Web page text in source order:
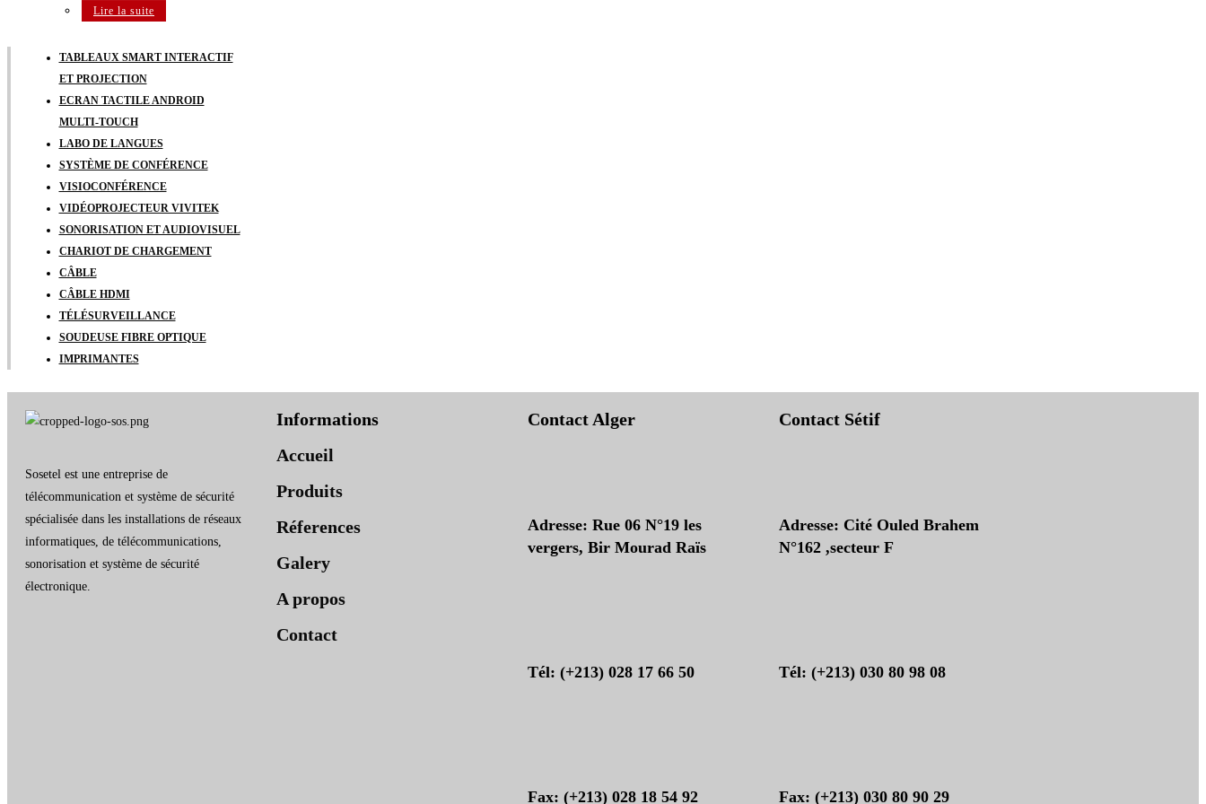
Lire la suite
TABLEAUX SMART INTERACTIF
ET PROJECTION
ECRAN TACTILE ANDROID
MULTI-TOUCH
LABO DE LANGUES
SYSTÈME DE CONFÉRENCE
VISIOCONFÉRENCE
VIDÉOPROJECTEUR VIVITEK
SONORISATION ET AUDIOVISUEL
CHARIOT DE CHARGEMENT
CÂBLE
CÂBLE HDMI
TÉLÉSURVEILLANCE
SOUDEUSE FIBRE OPTIQUE
IMPRIMANTES
Sosetel est une entreprise de
télécommunication et système de sécurité
spécialisée dans les installations de réseaux
informatiques, de télécommunications,
sonorisation et système de sécurité
électronique.
Informations
Accueil
Produits
Réferences
Galery
A propos
Contact
Contact Alger
Adresse: Rue 06 N°19 les
vergers, Bir Mourad Raïs
Tél: (+213) 028 17 66 50
Fax: (+213) 028 18 54 92
Contact Sétif
Adresse: Cité Ouled Brahem
N°162 ,secteur F
Tél: (+213) 030 80 98 08
Fax: (+213) 030 80 90 29